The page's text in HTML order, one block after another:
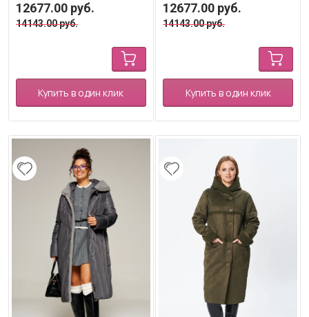
12677.00 руб.
14143.00руб.
Купить в один клик
12677.00 руб.
14143.00руб.
Купить в один клик